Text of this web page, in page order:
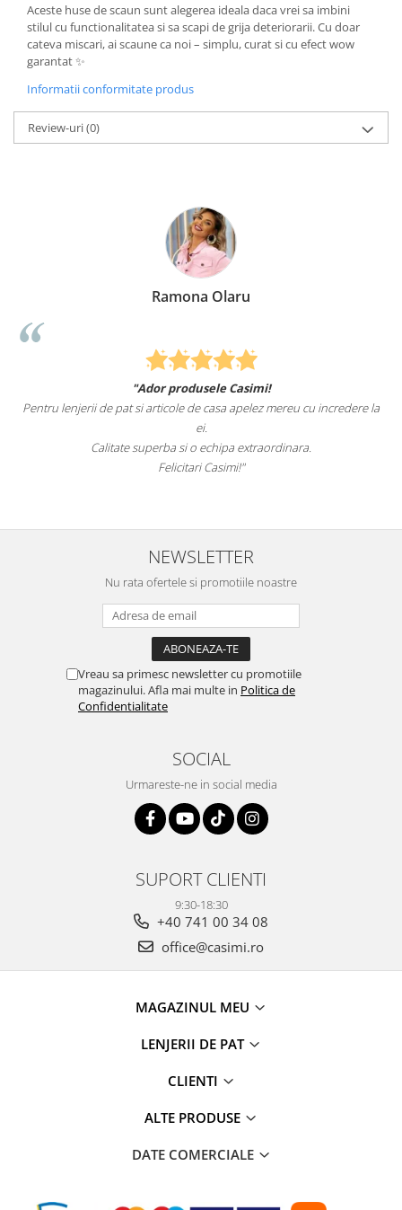
Aceste huse de scaun sunt alegerea ideala daca vrei sa imbini
stilul cu functionalitatea si sa scapi de grija deteriorarii. Cu doar
cateva miscari, ai scaune ca noi – simplu, curat si cu efect wow
garantat ✨
Informatii conformitate produs
Review-uri(0)
Ramona Olaru
"Ador produsele Casimi!
Pentru lenjerii de pat si articole de casa apelez mereu cu incredere la
ei.
Calitate superba si o echipa extraordinara.
Felicitari Casimi!"
NEWSLETTER
Nu rata ofertele si promotiile noastre
Vreau sa primesc newsletter cu promotiile
magazinului. Afla mai multe in Politica de
Confidentialitate
SOCIAL
Urmareste-ne in social media
SUPORT CLIENTI
9:30-18:30
+40 741 00 34 08
office@casimi.ro
MAGAZINUL MEU
LENJERII DE PAT
CLIENTI
ALTE PRODUSE
DATE COMERCIALE